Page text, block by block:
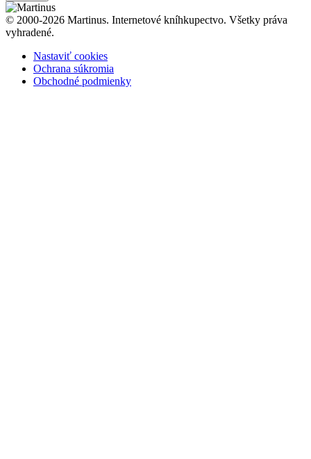
© 2000-2026 Martinus. Internetové kníhkupectvo. Všetky práva
vyhradené.
Nastaviť cookies
Ochrana súkromia
Obchodné podmienky